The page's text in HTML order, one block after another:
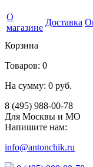
О
магазине
Доставка
Корзина
Товаров: 0
На сумму: 0 руб.
8 (495) 988-00-78
Для Москвы и МО
Напишите нам:
info@antonchik.ru